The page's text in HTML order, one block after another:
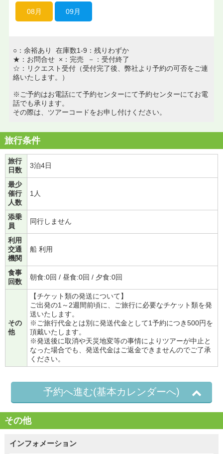
08月 09月
○：余裕あり 在庫数1-9：残りわずか
★：お問合せ ×：完売 －：受付終了
☆：リクエスト受付（受付完了後、弊社より予約の可否をご連
絡いたします。）
※ご予約はお電話にて予約センターにて予約センターにてお電
話でも承ります。
その際は、ツアーコードをお申し付けください。
旅行条件
旅行
日数
3泊4日
最少
催行
人数
1人
添乗
員
同行しません
利用
交通
機関
船 利用
食事
回数
朝食:0回 / 昼食:0回 / 夕食:0回
その
他
【チケット類の発送について】
ご出発の1～2週間前頃に、ご旅行に必要なチケット類を発
送いたします。
※ご旅行代金とは別に発送代金として1予約につき500円を
頂戴いたします。
※発送後に取消や天災地変等の事情によりツアーが中止と
なった場合でも、発送代金はご返金できませんのでご了承
ください。
予約へ進む(基本カレンダーへ)
その他
インフォメーション